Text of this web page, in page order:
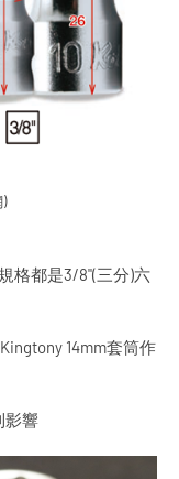
格都是3/8"(三分)六
14mm套筒作
影響